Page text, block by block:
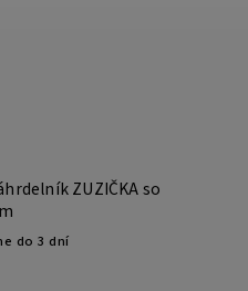
ZUZIČKA so
do 3 dní